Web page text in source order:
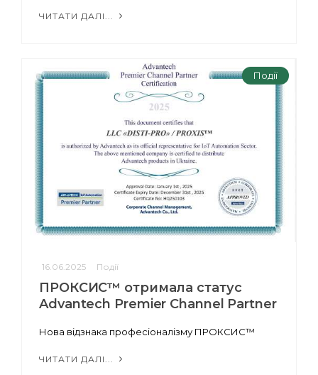
ЧИТАТИ ДАЛІ...
Події
16.06.2025 Події
ПРОКСИС™ отримала статус
Advantech Premier Channel Partner
Нова відзнака професіоналізму ПРОКСИС™
ЧИТАТИ ДАЛІ...